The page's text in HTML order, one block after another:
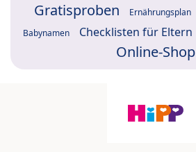
Gratisproben Ernährungsplan
Babynamen Checklisten für Eltern
Online-Shop